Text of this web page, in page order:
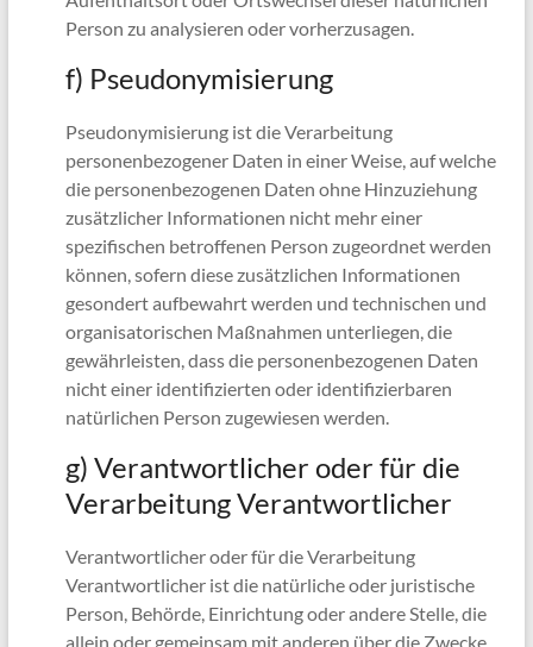
Person zu analysieren oder vorherzusagen.
f) Pseudonymisierung
Pseudonymisierung ist die Verarbeitung
personenbezogener Daten in einer Weise, auf welche
die personenbezogenen Daten ohne Hinzuziehung
zusätzlicher Informationen nicht mehr einer
spezifischen betroffenen Person zugeordnet werden
können, sofern diese zusätzlichen Informationen
gesondert aufbewahrt werden und technischen und
organisatorischen Maßnahmen unterliegen, die
gewährleisten, dass die personenbezogenen Daten
nicht einer identifizierten oder identifizierbaren
natürlichen Person zugewiesen werden.
g) Verantwortlicher oder für die
Verarbeitung Verantwortlicher
Verantwortlicher oder für die Verarbeitung
Verantwortlicher ist die natürliche oder juristische
Person, Behörde, Einrichtung oder andere Stelle, die
allein oder gemeinsam mit anderen über die Zwecke